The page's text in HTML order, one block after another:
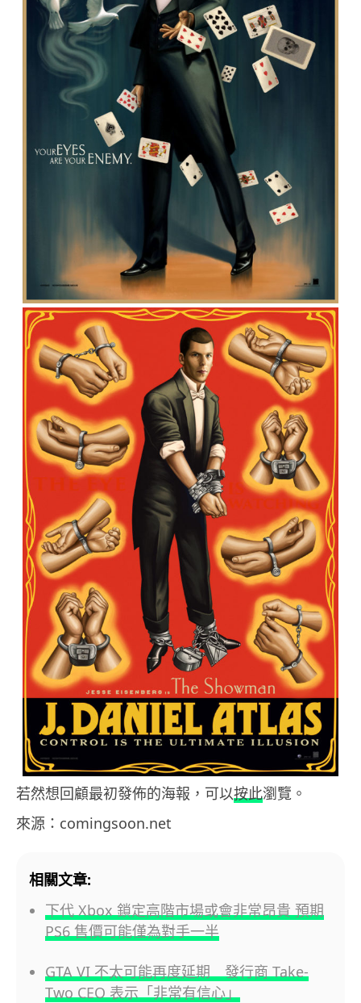
若然想回顧最初發佈的海報，可以按此瀏覽。
來源：comingsoon.net
相關文章:
下代 Xbox 鎖定高階市場或會非常昂貴 預期
PS6 售價可能僅為對手一半
GTA VI 不太可能再度延期 發行商 Take-
Two CEO 表示「非常有信心」